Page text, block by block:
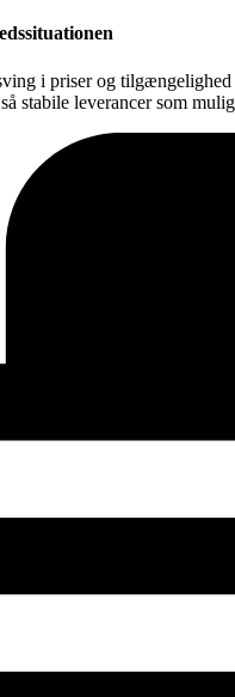
i priser og
stabile leverancer som